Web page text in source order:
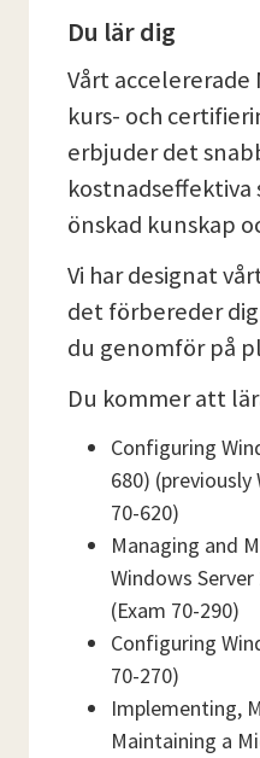
Du lär dig
Vårt accelererade
kurs- och
erbjuder det
önskad kunskap
Vi har designat
det förbereder
du genomför på
Du kommer att
Configuring
680) (previously
70-620)
Managing and
Windows
(Exam 70-290)
Configuring
70-270)
Implementing,
Maintaining a